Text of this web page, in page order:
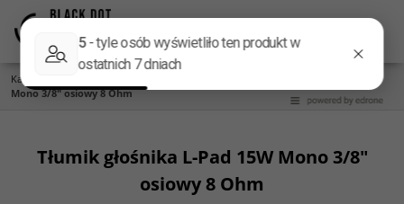
MenuPanel
Kategoria główna
Mono 3/8" osiowy 8 Ohm
Tłumik głośnika L-Pad 15W Mono 3/8"
osiowy 8 Ohm